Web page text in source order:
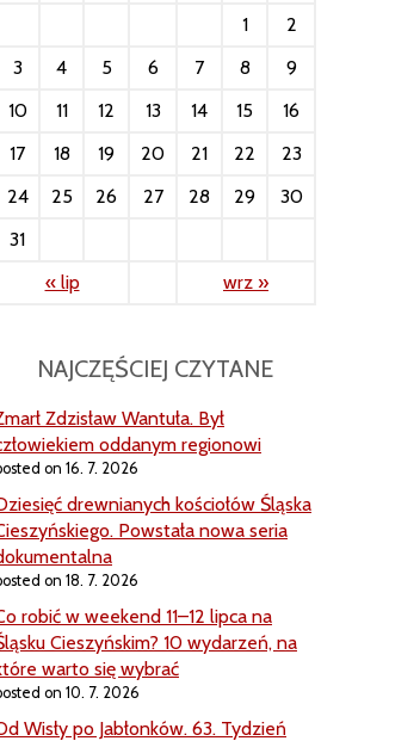
1
2
3
4 5 6 7 8
9
10
11 12 13 14 15
16
17
18 19 20 21 22
23
24
25 26 27 28 29
30
31
« lip
wrz »
NAJCZĘŚCIEJ CZYTANE
Zdzisław Wantuła. Był
oddanym regionowi
on 16. 7. 2026
drewnianych kościołów Śląska
Powstała nowa seria
on 18. 7. 2026
robić w weekend 11–12 lipca na
Cieszyńskim? 10 wydarzeń, na
warto się wybrać
on 10. 7. 2026
Wisły po Jabłonków. 63. Tydzień